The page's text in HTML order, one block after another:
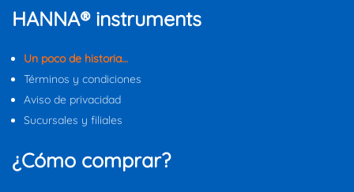
HANNA® instruments
Un poco de historia…
Términos y condiciones
Aviso de privacidad
Sucursales y filiales
¿Cómo comprar?